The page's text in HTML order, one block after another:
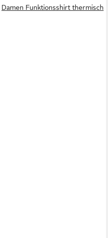
Damen Funktionsshirt thermisch